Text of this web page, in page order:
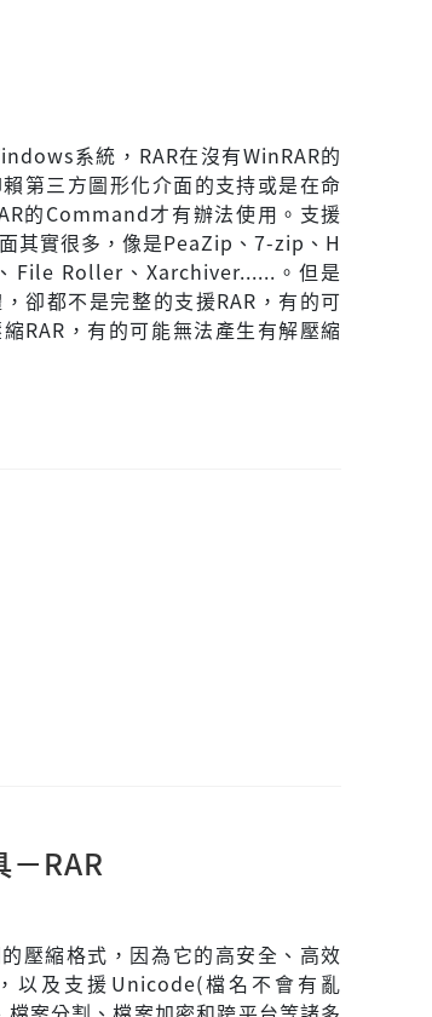
系統，RAR在沒有WinRAR的
第三方圖形化介面的支持或是在命
的Command才有辦法使用。支援
其實很多，像是PeaZip、7-zip、H
File Roller、Xarchiver......。但是
卻都不是完整的支援RAR，有的可
RAR，有的可能無法產生有解壓縮
RAR
壓縮格式，因為它的高安全、高效
以及支援Unicode(檔名不會有亂